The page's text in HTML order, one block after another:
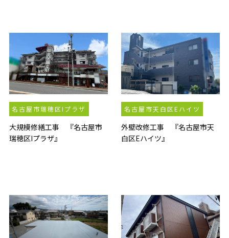
名古屋市瑞穂区Iプラザ
大規模修繕工事 『名古屋市
瑞穂区Iプラザ』
名古屋市天白区Eハイツ
外壁改修工事 『名古屋市天
白区Eハイツ』